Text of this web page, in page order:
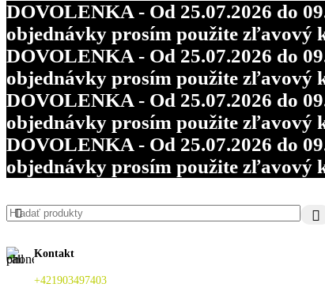
DOVOLENKA - Od 25.07.2026 do
objednávky prosím použite zľavový
DOVOLENKA - Od 25.07.2026 do
objednávky prosím použite zľavový
DOVOLENKA - Od 25.07.2026 do
objednávky prosím použite zľavový
DOVOLENKA - Od 25.07.2026 do
objednávky prosím použite zľavový
Kontakt
+421903497403